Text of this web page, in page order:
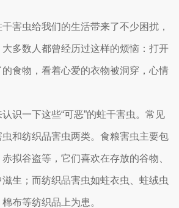
害虫给我们的生活带来了不少困扰，
多数人都曾经历过这样的烦恼：打开
食物，看着心爱的衣物被洞穿，心情
识一下这些“可恶”的蛀干害虫。常见
和纺织品害虫两类。食粮害虫主要包
拟谷盗等，它们喜欢在存放的谷物、
生；而纺织品害虫如蛀衣虫、蛀绒虫
布等纺织品上为患。